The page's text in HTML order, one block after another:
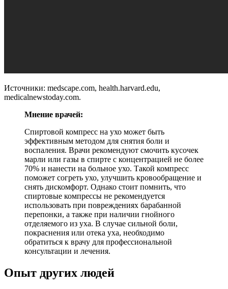
Источники: medscape.com, health.harvard.edu,
medicalnewstoday.com.
Мнение врачей:
Спиртовой компресс на ухо может быть
эффективным методом для снятия боли и
воспаления. Врачи рекомендуют смочить кусочек
марли или газы в спирте с концентрацией не более
70% и нанести на больное ухо. Такой компресс
поможет согреть ухо, улучшить кровообращение и
снять дискомфорт. Однако стоит помнить, что
спиртовые компрессы не рекомендуется
использовать при повреждениях барабанной
перепонки, а также при наличии гнойного
отделяемого из уха. В случае сильной боли,
покраснения или отека уха, необходимо
обратиться к врачу для профессиональной
консультации и лечения.
Опыт других людей